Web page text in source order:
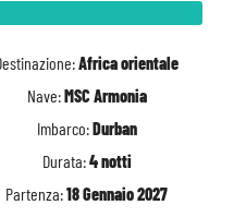
Africa orientale
Nave:MSC Armonia
Imbarco:Durban
Durata:4 notti
Partenza:18 Gennaio 2027